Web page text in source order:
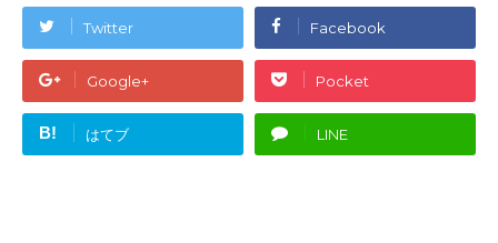
t
で
共
有
新
し
ィ
有
す
る
に
は
ク
リ
ッ
ク
し
て
く
Twitter Facebook
Google+ Pocket
B! はてブ LINE